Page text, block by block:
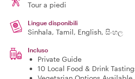
Tour a piedi
Lingue disponibili
Sinhala, Tamil, English, සිංහල
Incluso
Private Guide
10 Local Food & Drink